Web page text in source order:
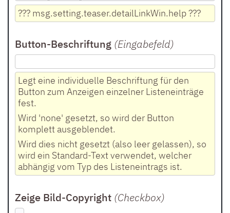
??? msg.setting.teaser.detailLinkWin.help ???
Button-Beschriftung (Eingabefeld)
Legt eine individuelle Beschriftung für den
Button zum Anzeigen einzelner Listeneinträge
fest.
Wird 'none' gesetzt, so wird der Button
komplett ausgeblendet.
Wird dies nicht gesetzt (also leer gelassen), so
wird ein Standard-Text verwendet, welcher
abhängig vom Typ des Listeneintrags ist.
Zeige Bild-Copyright (Checkbox)